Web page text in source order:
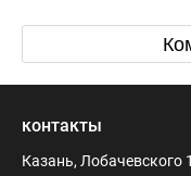
контакты
Казань, Лобачевского